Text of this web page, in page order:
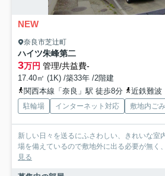
NEW
奈良市芝辻町
ハイツ朱峰第二
3万円 管理/共益費-
17.40㎡ (1K) /築33年 /2階建
関西本線「奈良」駅 徒歩8分
近鉄難波・
駐輪場 インターネット対応 敷地内ご
新しい日々を送るにふさわしい、きれいな室
場を備えているので敷地外に出る必要が無く
見る